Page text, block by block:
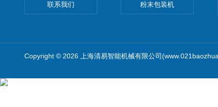
联系我们 粉末包装机
Copyright © 2026 上海清易智能机械有限公司